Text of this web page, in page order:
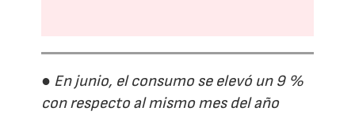
● En junio, el consumo se elevó un 9 %
con respecto al mismo mes del año